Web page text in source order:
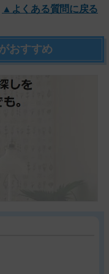
▲よくある質問に戻る
おすすめ